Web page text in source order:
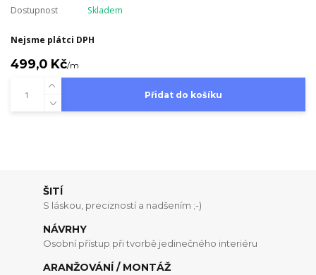
Dostupnost Skladem
Nejsme plátci DPH
499,0 Kč/m
Přidat do košíku
ŠITÍ
S láskou, precizností a nadšením ;-)
NÁVRHY
Osobní přístup při tvorbě jedinečného interiéru
ARANŽOVÁNÍ / MONTÁŽ